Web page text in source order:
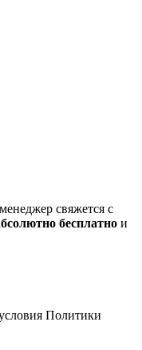
свяжется с
бесплатно и
Политики